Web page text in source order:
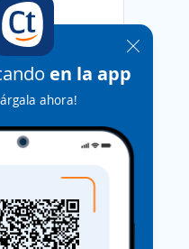
en la app
ahora!